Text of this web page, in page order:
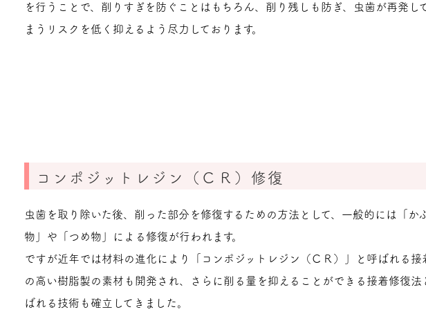
を行うことで、削りすぎを防ぐことはもちろん、削り残しも防ぎ、虫歯が再発し
まうリスクを低く抑えるよう尽力しております。
コンポジットレジン（ＣＲ）修復
虫歯を取り除いた後、削った部分を修復するための方法として、一般的には「か
物」や「つめ物」による修復が行われます。
ですが近年では材料の進化により「コンポジットレジン（ＣＲ）」と呼ばれる接
の高い樹脂製の素材も開発され、さらに削る量を抑えることができる接着修復法
ばれる技術も確立してきました。